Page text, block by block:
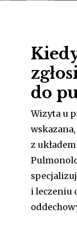
do
Wizyta u
z
i leczeniu